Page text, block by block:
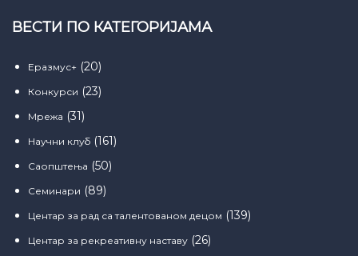
ВЕСТИ ПО КАТЕГОРИЈАМА
Еразмус+ (20)
Конкурси (23)
Мрежа (31)
Научни клуб (161)
Саопштења (50)
Семинари (89)
Центар за рад са талентованом децом (139)
Центар за рекреативну наставу (26)